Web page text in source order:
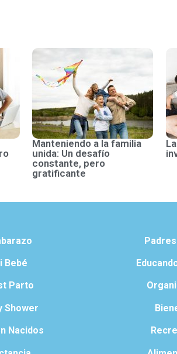
Manteniendo a la familia
unida: Un desafío
constante, pero
gratificante
Bebé
Parto
Shower
Nacidos